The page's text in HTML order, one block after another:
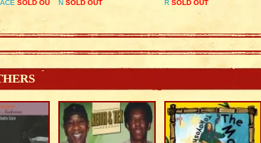
SOLD OU
N SOLD OUT
R SOLD OUT